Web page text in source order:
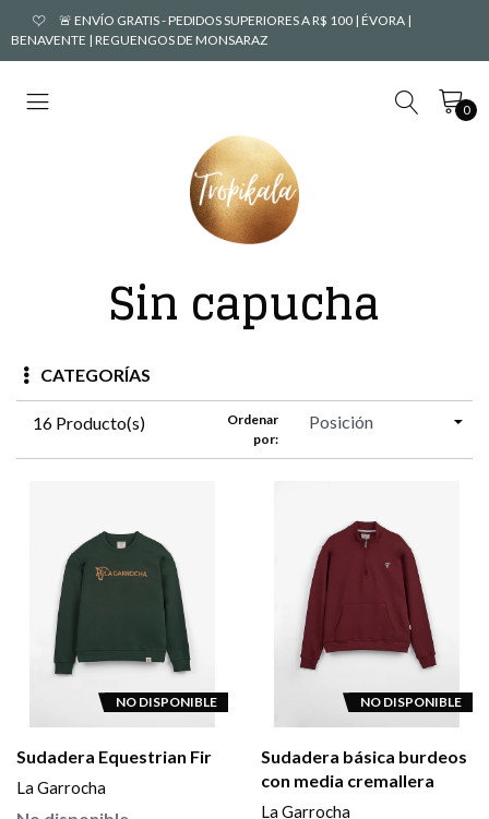
🚨 ENVÍO GRATIS - PEDIDOS SUPERIORES A R$ 100 | ÉVORA |
BENAVENTE | REGUENGOS DE MONSARAZ
0
Sin capucha
CATEGORÍAS
16 Producto(s)
Ordenar
por:
NO DISPONIBLE
Sudadera Equestrian Fir
La Garrocha
NO DISPONIBLE
Sudadera básica burdeos
con media cremallera
La Garrocha